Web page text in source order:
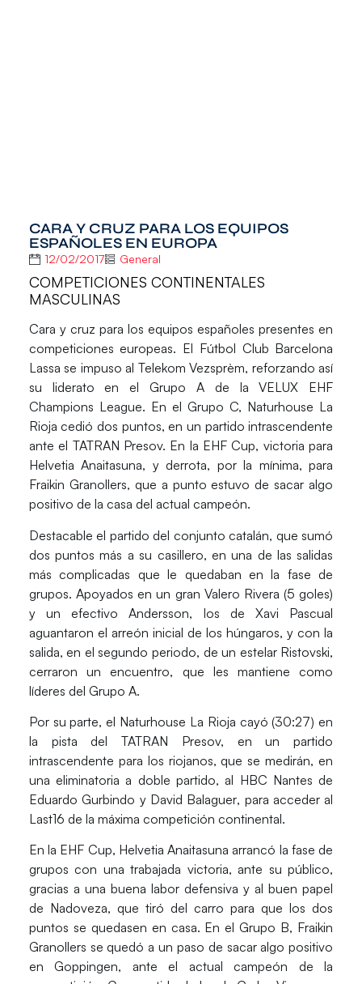
CARA Y CRUZ PARA LOS EQUIPOS
ESPAÑOLES EN EUROPA
12/02/2017 General
COMPETICIONES CONTINENTALES
MASCULINAS
Cara y cruz para los equipos españoles presentes en
competiciones europeas. El Fútbol Club Barcelona
Lassa se impuso al Telekom Vezsprèm, reforzando así
su liderato en el Grupo A de laVELUX EHF
Champions League. En el Grupo C, Naturhouse La
Rioja cedió dos puntos, en un partido intrascendente
ante el TATRAN Presov. En la EHF Cup, victoria para
Helvetia Anaitasuna, y derrota, por la mínima, para
Fraikin Granollers, que a punto estuvo de sacar algo
positivo de la casa del actual campeón.
Destacable el partido del conjunto catalán, que sumó
dos puntos más a su casillero, en una de las salidas
más complicadas que le quedaban en la fase de
grupos. Apoyados en un gran Valero Rivera (5 goles)
y un efectivoAndersson, los de Xavi Pascual
aguantaron el arreón inicial de los húngaros, y con la
salida, en el segundo periodo, de un estelar Ristovski,
cerraron un encuentro, que les mantiene como
líderes del Grupo A.
Por su parte, el Naturhouse La Rioja cayó (30:27) en
la pista del TATRAN Presov, en un partido
intrascendente para los riojanos, que se medirán, en
una eliminatoria a doble partido, al HBC Nantes de
Eduardo Gurbindo y David Balaguer, para acceder al
Last16 de la máxima competición continental.
En la EHF Cup, Helvetia Anaitasuna arrancó la fase de
grupos con una trabajada victoria, ante su público,
gracias a una buena labor defensiva y al buen papel
de Nadoveza, que tiró del carro para que los dos
puntos se quedasen en casa. En el Grupo B, Fraikin
Granollers se quedó a un paso de sacar algo positivo
en Goppingen, ante el actual campeón de la